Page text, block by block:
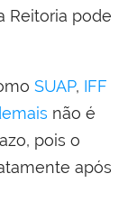
Reitoria pode
SUAP, IFF
não é
pois o
após